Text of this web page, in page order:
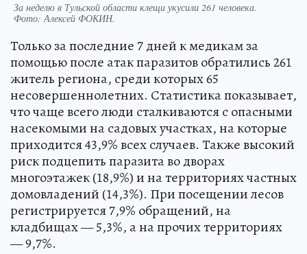
За неделю в Тульской области клещи укусили 261 человека.
Фото:Алексей ФОКИН.
Только за последние 7 дней к медикам за
помощью после атак паразитов обратились 261
житель региона, среди которых 65
несовершеннолетних. Статистика показывает,
что чаще всего люди сталкиваются с опасными
насекомыми на садовых участках, на которые
приходится 43,9% всех случаев. Также высокий
риск подцепить паразита во дворах
многоэтажек (18,9%) и на территориях частных
домовладений (14,3%). При посещении лесов
регистрируется 7,9% обращений, на
кладбищах — 5,3%, а на прочих территориях
— 9,7%.